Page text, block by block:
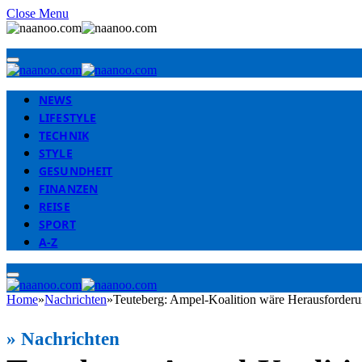
Close Menu
NEWS
LIFESTYLE
TECHNIK
STYLE
GESUNDHEIT
FINANZEN
REISE
SPORT
A-Z
Home»Nachrichten»Teuteberg: Ampel-Koalition wäre
» Nachrichten